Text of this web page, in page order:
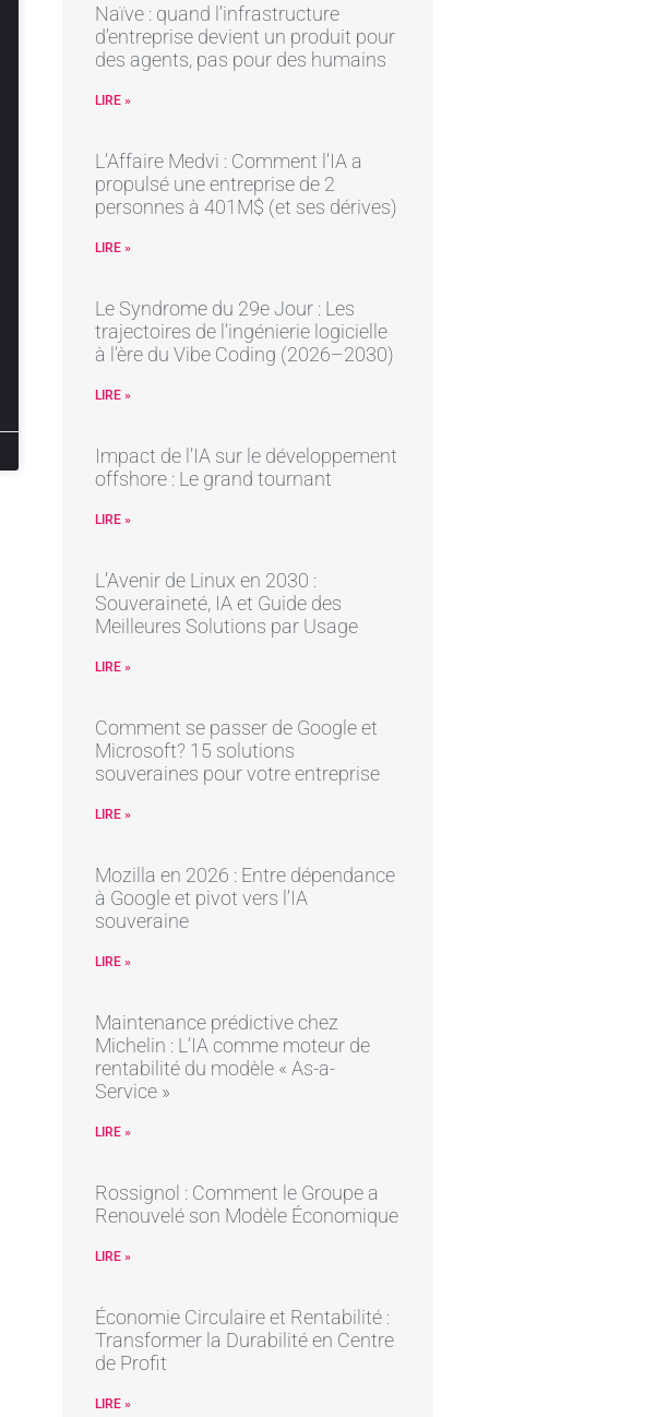
Naïve : quand l’infrastructure
d’entreprise devient un produit pour
des agents, pas pour des humains
LIRE »
L’Affaire Medvi : Comment l’IA a
propulsé une entreprise de 2
personnes à 401M$ (et ses dérives)
LIRE »
Le Syndrome du 29e Jour : Les
trajectoires de l’ingénierie logicielle
à l’ère du Vibe Coding (2026–2030)
LIRE »
Impact de l’IA sur le développement
offshore : Le grand tournant
LIRE »
L’Avenir de Linux en 2030 :
Souveraineté, IA et Guide des
Meilleures Solutions par Usage
LIRE »
Comment se passer de Google et
Microsoft? 15 solutions
souveraines pour votre entreprise
LIRE »
Mozilla en 2026 : Entre dépendance
à Google et pivot vers l’IA
souveraine
LIRE »
Maintenance prédictive chez
Michelin : L’IA comme moteur de
rentabilité du modèle « As-a-
Service »
LIRE »
Rossignol : Comment le Groupe a
Renouvelé son Modèle Économique
LIRE »
Économie Circulaire et Rentabilité :
Transformer la Durabilité en Centre
de Profit
LIRE »